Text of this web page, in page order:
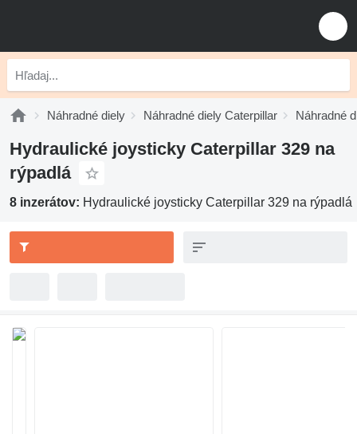
Náhradné diely Náhradné diely Caterpillar Náhradné
Hydraulické joysticky Caterpillar 329 na
rýpadlá
8 inzerátov: Hydraulické joysticky Caterpillar 329 na rýpadlá